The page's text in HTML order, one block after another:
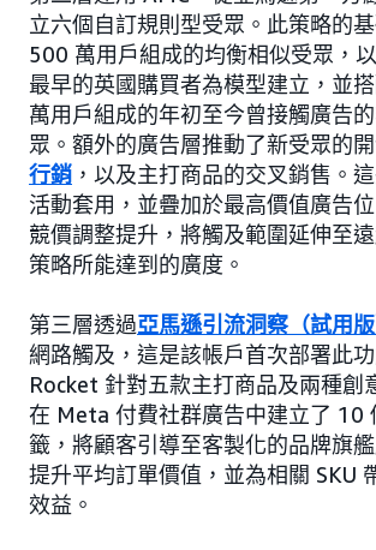
立六個自訂規則型受眾。此策略的
500 萬用戶組成的均衡相似受眾，
最早的英國購買者為模型建立，並
萬用戶組成的年初至今曾接觸廣告
眾。額外的廣告層推動了新受眾的
行銷 ，以及主打商品的交叉銷售。
活動套用，並疊加於最高價值廣告
競價調整提升，將觸及範圍延伸至
策略所能達到的廣度。
第三層透過亞馬遜引流洞察（試用版
網路觸及，這是該帳戶首次部署此
Rocket 針對五款主打商品及兩種創
在 Meta 付費社群廣告中建立了 10
籤，將顧客引導至客製化的品牌旗
提升平均訂單價值，並為相關 SKU
效益。